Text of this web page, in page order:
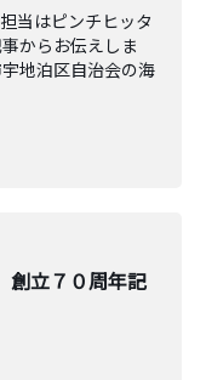
当はピンチヒッタ
からお伝えしま
地泊区自治会の海
立７０周年記